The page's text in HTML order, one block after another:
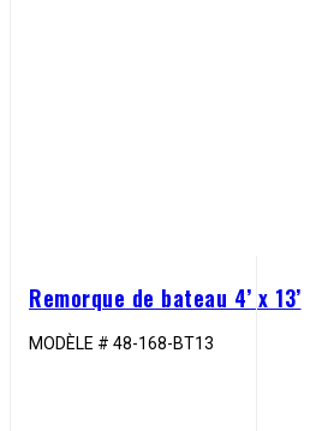
Remorque de bateau 4’ x 13’
MODÈLE # 48-168-BT13